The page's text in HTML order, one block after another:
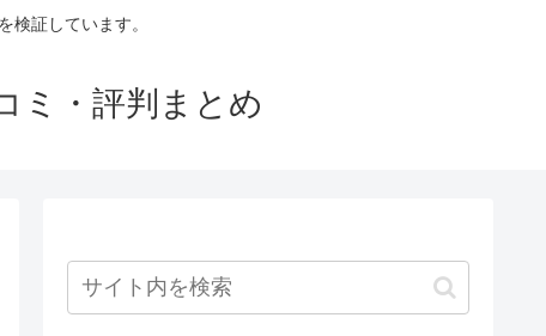
検証しています。
ミ・評判まとめ